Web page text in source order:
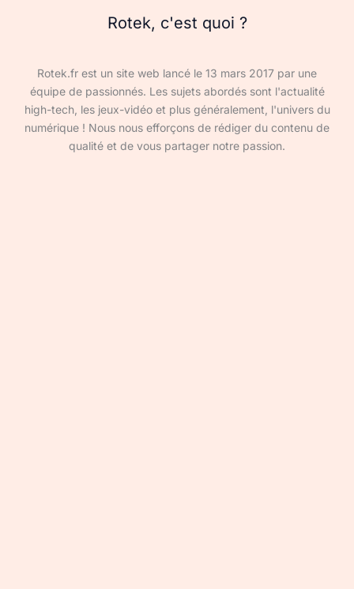
Rotek, c'est quoi ?
Rotek.fr est un site web lancé le 13 mars 2017 par une
équipe de passionnés. Les sujets abordés sont l'actualité
high-tech, les jeux-vidéo et plus généralement, l'univers du
numérique ! Nous nous efforçons de rédiger du contenu de
qualité et de vous partager notre passion.